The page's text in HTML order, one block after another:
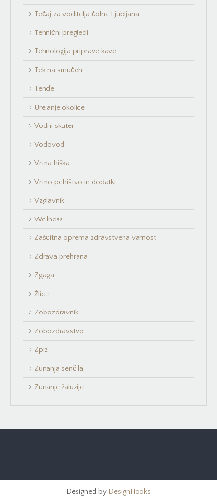
Tečaj za voditelja čolna Ljubljana
Tehnični pregledi
Tehnologija priprave kave
Tek na smučeh
Tende
Urejanje okolice
Vodni skuter
Vodovod
Vrtna hiška
Vrtno pohištvo in dodatki
Vzglavnik
Wellness
Zaščitna oprema zdravstvena varnost
Zdrava prehrana
Zgaga
Žlice
Zobozdravnik
Zobozdravstvo
Zpiz
Zunanja senčila
Zunanje žaluzije
Designed by DesignHooks